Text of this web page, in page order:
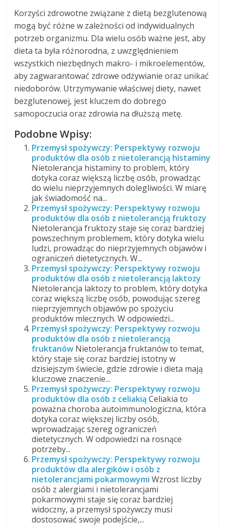
Korzyści zdrowotne związane z dietą bezglutenową
mogą być różne w zależności od indywidualnych
potrzeb organizmu. Dla wielu osób ważne jest, aby
dieta ta była różnorodna, z uwzględnieniem
wszystkich niezbędnych makro- i mikroelementów,
aby zagwarantować zdrowe odżywianie oraz unikać
niedoborów. Utrzymywanie właściwej diety, nawet
bezglutenowej, jest kluczem do dobrego
samopoczucia oraz zdrowia na dłuższą metę.
Podobne Wpisy:
Przemysł spożywczy: Perspektywy rozwoju
produktów dla osób z nietolerancją histaminy
Nietolerancja histaminy to problem, który
dotyka coraz większą liczbę osób, prowadząc
do wielu nieprzyjemnych dolegliwości. W miarę
jak świadomość na...
Przemysł spożywczy: Perspektywy rozwoju
produktów dla osób z nietolerancją fruktozy
Nietolerancja fruktozy staje się coraz bardziej
powszechnym problemem, który dotyka wielu
ludzi, prowadząc do nieprzyjemnych objawów i
ograniczeń dietetycznych. W...
Przemysł spożywczy: Perspektywy rozwoju
produktów dla osób z nietolerancją laktozy
Nietolerancja laktozy to problem, który dotyka
coraz większą liczbę osób, powodując szereg
nieprzyjemnych objawów po spożyciu
produktów mlecznych. W odpowiedzi...
Przemysł spożywczy: Perspektywy rozwoju
produktów dla osób z nietolerancją
fruktanów Nietolerancja fruktanów to temat,
który staje się coraz bardziej istotny w
dzisiejszym świecie, gdzie zdrowie i dieta mają
kluczowe znaczenie...
Przemysł spożywczy: Perspektywy rozwoju
produktów dla osób z celiakią Celiakia to
poważna choroba autoimmunologiczna, która
dotyka coraz większej liczby osób,
wprowadzając szereg ograniczeń
dietetycznych. W odpowiedzi na rosnące
potrzeby...
Przemysł spożywczy: Perspektywy rozwoju
produktów dla alergików i osób z
nietolerancjami pokarmowymi Wzrost liczby
osób z alergiami i nietolerancjami
pokarmowymi staje się coraz bardziej
widoczny, a przemysł spożywczy musi
dostosować swoje podejście,...